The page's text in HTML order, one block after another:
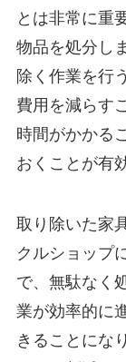
とは非常に重
物品を処分し
除く作業を行
費用を減らす
時間がかかる
おくことが有
取り除いた家
クルショップ
で、無駄なく
業が効率的に
きることにな